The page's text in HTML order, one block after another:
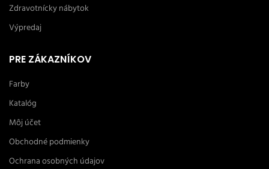
Zdravotnícky nábytok
Výpredaj
PRE ZÁKAZNÍKOV
Farby
Katalóg
Môj účet
Obchodné podmienky
Ochrana osobných údajov